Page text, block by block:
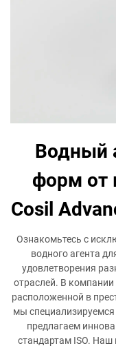
Водный
форм от
Cosil
Ознакомьтесь с
водного агента
удовлетворения
отраслей. В компании
расположенной в
мы
предлагаем
стандартам ISO.